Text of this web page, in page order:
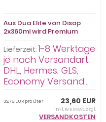
Aus Dua Elite von Disop
2x360ml wird Premium
Hyaluron 2x360ml
Lieferzeit:1-8 Werktage
je nach Versandart.
DHL, Hermes, GLS,
Economy Versand...
23,60 EUR
32,78 EUR pro Liter
inkl. 19 % MwSt. zzgl.
VERSANDKOSTEN